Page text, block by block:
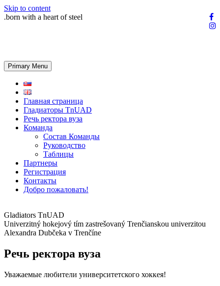
Skip to content
.born with a heart of steel
Primary Menu
Главная страница
Гладиаторы TnUAD
Речь ректора вуза
Команда
Состав Команды
Руководство
Таблицы
Партнеры
Регистрация
Контакты
Добро пожаловать!
Gladiators TnUAD
Univerzitný hokejový tím zastrešovaný Trenčianskou univerzitou
Alexandra Dubčeka v Trenčíne
Речь ректора вуза
Уважаемые любители университетского хоккея!